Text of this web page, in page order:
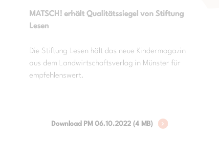
MATSCH! erhält Qualitätssiegel von Stiftung
Lesen
Die Stiftung Lesen hält das neue Kindermagazin
aus dem Landwirtschaftsverlag in Münster für
empfehlenswert.
Download PM 06.10.2022 (4 MB)